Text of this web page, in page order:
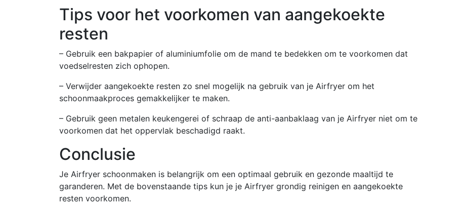
Tips voor het voorkomen van aangekoekte
resten
– Gebruik een bakpapier of aluminiumfolie om de mand te bedekken om te voorkomen dat
voedselresten zich ophopen.
– Verwijder aangekoekte resten zo snel mogelijk na gebruik van je Airfryer om het
schoonmaakproces gemakkelijker te maken.
– Gebruik geen metalen keukengerei of schraap de anti-aanbaklaag van je Airfryer niet om te
voorkomen dat het oppervlak beschadigd raakt.
Conclusie
Je Airfryer schoonmaken is belangrijk om een optimaal gebruik en gezonde maaltijd te
garanderen. Met de bovenstaande tips kun je je Airfryer grondig reinigen en aangekoekte
resten voorkomen.